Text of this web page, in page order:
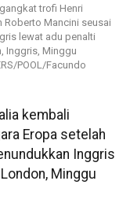
trofi Henri
Roberto Mancini seusai
lewat adu penalti
Inggris, Minggu
POOL/Facundo
kembali
Eropa setelah
Inggris
Minggu